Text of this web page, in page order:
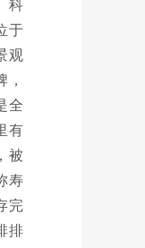
于
观
全
有
被
寿
完
排